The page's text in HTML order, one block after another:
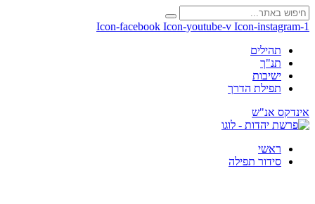
Icon-facebook Icon-youtube-v Icon-instagram-1
תהילים
תנ"ך
ישיבות
תפילת הדרך
אינדקס אנ"ש
ראשי
סידור תפילה